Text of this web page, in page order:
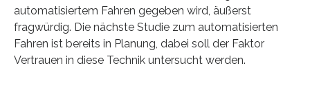
automatisiertem Fahren gegeben wird, äußerst
fragwürdig. Die nächste Studie zum automatisierten
Fahren ist bereits in Planung, dabei soll der Faktor
Vertrauen in diese Technik untersucht werden.